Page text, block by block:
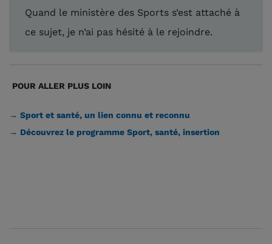
Quand le ministère des Sports s’est attaché à
ce sujet, je n’ai pas hésité à le rejoindre.
POUR ALLER PLUS LOIN
→ Sport et santé, un lien connu et reconnu
→ Découvrez le programme Sport, santé, insertion